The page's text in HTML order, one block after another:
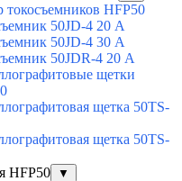
токосъемников HFP50
50JD-4 20 А
50JD-4 30 А
50JDR-4 20 А
щетки
щетка 50TS-
щетка 50TS-
HFP50
▼